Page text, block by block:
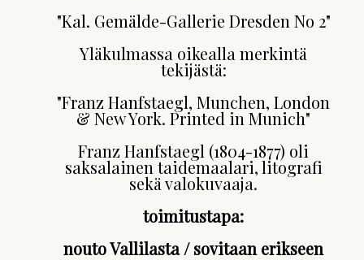
"Kal. Gemälde-Gallerie Dresden No 2"
Yläkulmassa oikealla merkintä
tekijästä:
"Franz Hanfstaegl, Munchen, London
& New York. Printed in Munich"
Franz Hanfstaegl (1804-1877) oli
saksalainen taidemaalari, litografi
sekä valokuvaaja.
toimitustapa:
nouto Vallilasta / sovitaan erikseen